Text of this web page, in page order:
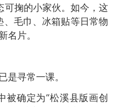
掬的小家伙。如今，这
毛巾、冰箱贴等日常物
名片。
寻常一课。
确定为“松溪县版画创